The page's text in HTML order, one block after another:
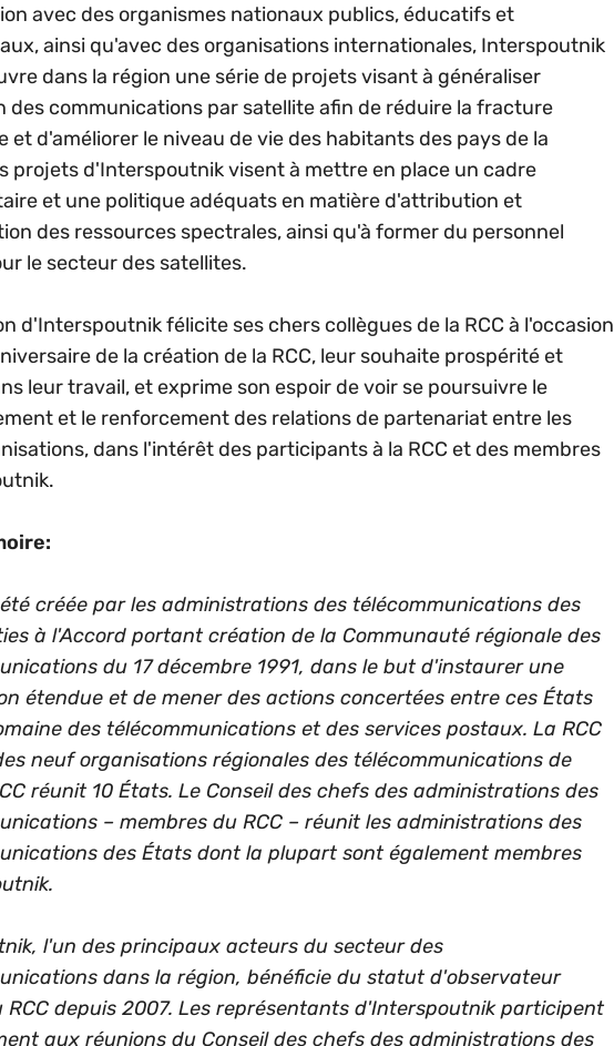
avec des organismes nationaux publics, éducatifs et
ainsi qu'avec des organisations internationales, Interspoutnik
dans la région une série de projets visant à généraliser
des communications par satellite afin de réduire la fracture
et d'améliorer le niveau de vie des habitants des pays de la
projets d'Interspoutnik visent à mettre en place un cadre
et une politique adéquats en matière d'attribution et
des ressources spectrales, ainsi qu'à former du personnel
le secteur des satellites.
d'Interspoutnik félicite ses chers collègues de la RCC à l'occasion
de la création de la RCC, leur souhaite prospérité et
leur travail, et exprime son espoir de voir se poursuivre le
et le renforcement des relations de partenariat entre les
dans l'intérêt des participants à la RCC et des membres
créée par les administrations des télécommunications des
à l'Accord portant création de la Communauté régionale des
du 17 décembre 1991, dans le but d'instaurer une
étendue et de mener des actions concertées entre ces États
des télécommunications et des services postaux. La RCC
neuf organisations régionales des télécommunications de
réunit 10 États. Le Conseil des chefs des administrations des
– membres du RCC – réunit les administrations des
des États dont la plupart sont également membres
l'un des principaux acteurs du secteur des
dans la région, bénéficie du statut d'observateur
RCC depuis 2007. Les représentants d'Interspoutnik participent
aux réunions du Conseil des chefs des administrations des